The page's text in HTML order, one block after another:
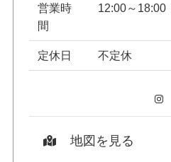
営業時
間
12:00～18:00
定休日 不定休
地図を見る